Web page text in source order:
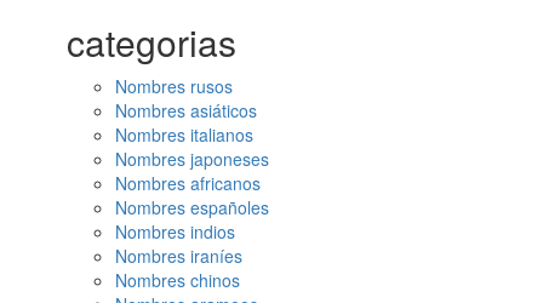
categorias
Nombres rusos
Nombres asiáticos
Nombres italianos
Nombres japoneses
Nombres africanos
Nombres españoles
Nombres indios
Nombres iraníes
Nombres chinos